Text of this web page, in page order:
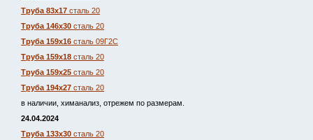
Труба 83х17 сталь 20
Труба 146х30 сталь 20
Труба 159х16 сталь 09Г2С
Труба 159х18 сталь 20
Труба 159х25 сталь 20
Труба 194х27 сталь 20
в наличии, химанализ, отрежем по размерам.
24.04.2024
Труба 133х30 сталь 20